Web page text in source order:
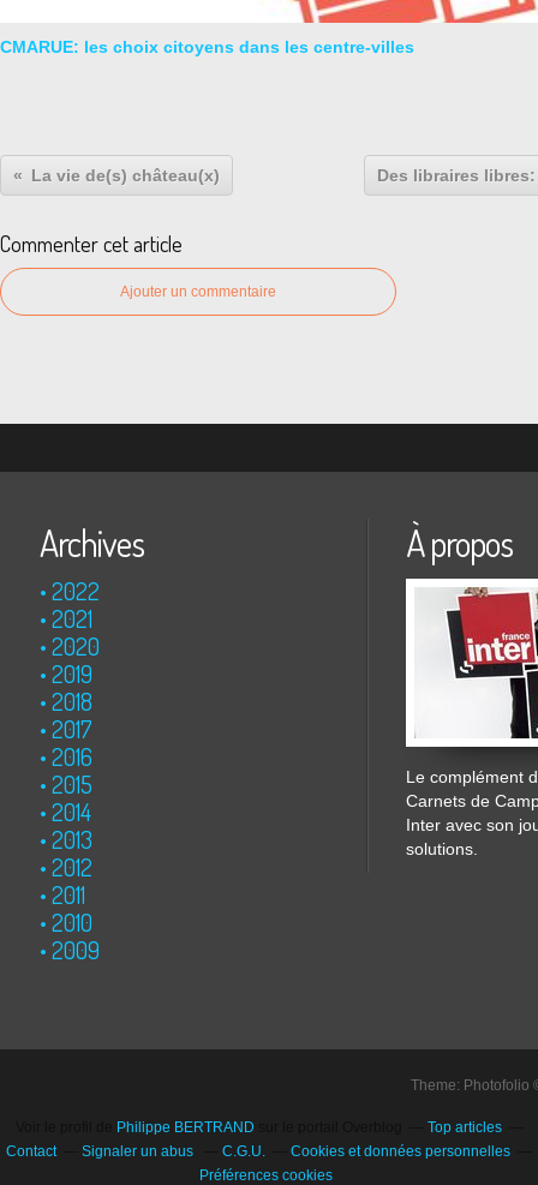
CMARUE: les choix citoyens dans les centre-villes
La vie de(s) château(x) Des libraires
Commenter cet article
Ajouter un commentaire
Archives
2022
2021
2020
2019
2018
2017
2016
2015
2014
2013
2012
2011
2010
2009
À propos
Le complément
Carnets de
Inter avec son
solutions.
Theme:
Philippe BERTRAND
Top articles
Contact
Signaler un abus C.G.U.
Cookies et données personnelles
Préférences cookies